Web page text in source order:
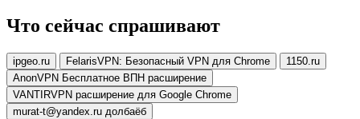
Что сейчас спрашивают
ipgeo.ru FelarisVPN: Безопасный VPN для Chrome
1150.ru
AnonVPN Бесплатное ВПН расширение
VANTIRVPN расширение для Google Chrome
murat-t@yandex.ru долбаёб